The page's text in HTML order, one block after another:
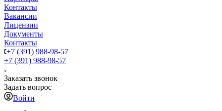
Контакты
Вакансии
Лицензии
Документы
Контакты
+7 (391) 988-98-57
+7 (391) 988-98-57
Заказать звонок
Задать вопрос
Войти